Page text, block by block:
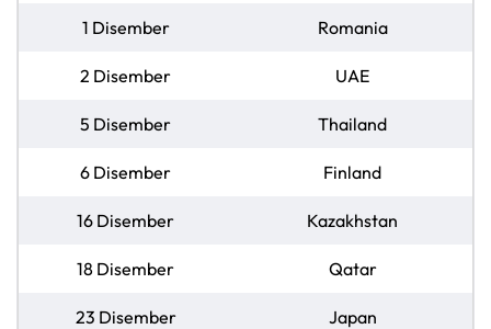
1 Disember Romania
2 Disember UAE
5 Disember Thailand
6 Disember Finland
16 Disember Kazakhstan
18 Disember Qatar
23 Disember Japan